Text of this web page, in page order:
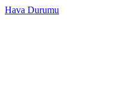
Hava Durumu